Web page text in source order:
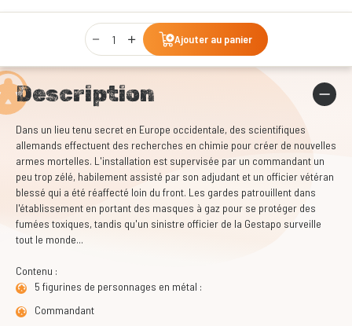
Qty
Ajouter au panier
Description
Dans un lieu tenu secret en Europe occidentale, des scientifiques
allemands effectuent des recherches en chimie pour créer de nouvelles
armes mortelles. L'installation est supervisée par un commandant un
peu trop zélé, habilement assisté par son adjudant et un officier vétéran
blessé qui a été réaffecté loin du front. Les gardes patrouillent dans
l'établissement en portant des masques à gaz pour se protéger des
fumées toxiques, tandis qu'un sinistre officier de la Gestapo surveille
tout le monde...
Contenu :
5 figurines de personnages en métal :
Commandant